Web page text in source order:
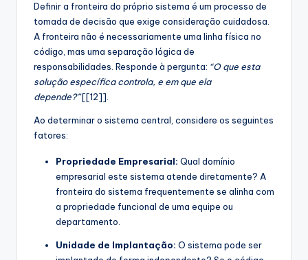
Definir a fronteira do próprio sistema é um processo de
tomada de decisão que exige consideração cuidadosa.
A fronteira não é necessariamente uma linha física no
código, mas uma separação lógica de
responsabilidades. Responde à pergunta: “O que esta
solução específica controla, e em que ela
depende?”[[12]].
Ao determinar o sistema central, considere os seguintes
fatores:
Propriedade Empresarial: Qual domínio
empresarial este sistema atende diretamente? A
fronteira do sistema frequentemente se alinha com
a propriedade funcional de uma equipe ou
departamento.
Unidade de Implantação: O sistema pode ser